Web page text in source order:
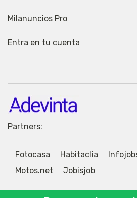
Milanuncios Pro
Entra en tu cuenta
Partners:
Fotocasa Habitaclia
Motos.net
Jobisjob